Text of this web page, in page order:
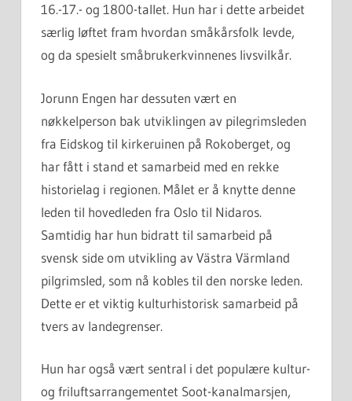
16.-17.- og 1800-tallet. Hun har i dette arbeidet
særlig løftet fram hvordan småkårsfolk levde,
og da spesielt småbrukerkvinnenes livsvilkår.
Jorunn Engen har dessuten vært en
nøkkelperson bak utviklingen av pilegrimsleden
fra Eidskog til kirkeruinen på Rokoberget, og
har fått i stand et samarbeid med en rekke
historielag i regionen. Målet er å knytte denne
leden til hovedleden fra Oslo til Nidaros.
Samtidig har hun bidratt til samarbeid på
svensk side om utvikling av Västra Värmland
pilgrimsled, som nå kobles til den norske leden.
Dette er et viktig kulturhistorisk samarbeid på
tvers av landegrenser.
Hun har også vært sentral i det populære kultur-
og friluftsarrangementet Soot-kanalmarsjen,